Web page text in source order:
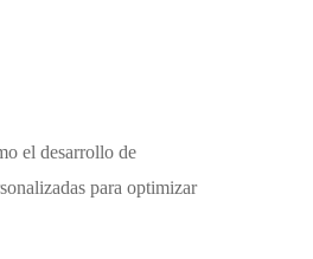
el desarrollo de
para optimizar